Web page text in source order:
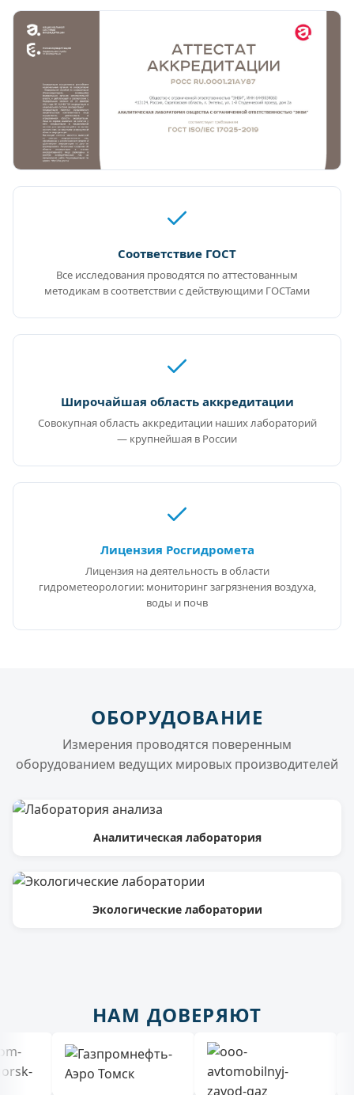
Соответствие ГОСТ
Все исследования проводятся по аттестованным
методикам в соответствии с действующими ГОСТами
Широчайшая область аккредитации
Совокупная область аккредитации наших лабораторий
— крупнейшая в России
Лицензия Росгидромета
Лицензия на деятельность в области
гидрометеорологии: мониторинг загрязнения воздуха,
воды и почв
ОБОРУДОВАНИЕ
Измерения проводятся поверенным
оборудованием ведущих мировых производителей
Аналитическая лаборатория
Экологические лаборатории
НАМ ДОВЕРЯЮТ